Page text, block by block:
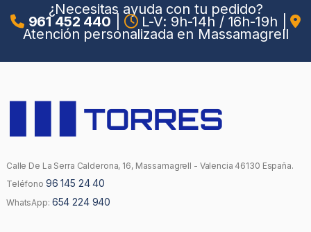
¿Necesitas ayuda con tu pedido?
961 452 440 L-V: 9h-14h / 16h-19h
Atención personalizada en Massamagrell
Calle De La Serra Calderona, 16, Massamagrell - Valencia 46130 España.
Teléfono 96 145 24 40
WhatsApp: 654 224 940